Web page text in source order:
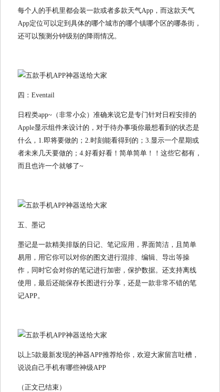
每个人的手机里都会装一款或者多款天气App，而这款天气
App定位可以定到具体的哪个城市的哪个镇哪个区的哪条街，
还可以预测分钟级别的降雨情况。
四：Eventail
日程类app~（非常小众）准确来说它是专门针对日程安排的
Apple显示组件来设计的，对于待办事项你最想看到的状态是
什么，1.即将要做的；2.时刻能看得到的；3.显示一个星期或
者未来几天要做的；4.好看好看！简单简单！！这些它都有，
而且也许一个就够了~
五、墨记
墨记是一款精美排版的日记、笔记应用，界面简洁，且简单
易用，用它你可以对你的图文进行混排、编辑、导出等操
作，同时它会对你的笔记进行加密，保护数据。还支持离线
使用，最后还能保存长图进行分享，还是一款非常不错的笔
记APP。
以上5款最新发现的神器APP推荐给你，欢迎大家留言吐槽，
说说自己手机有哪些神级APP
（正文已结束）